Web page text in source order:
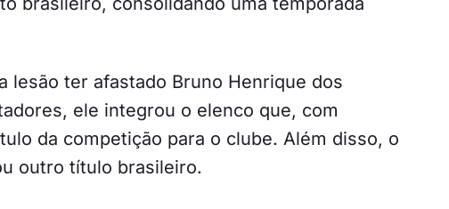
lesão ter afastado Bruno Henrique dos
ele integrou o elenco que, com
da competição para o clube. Além disso, o
outro título brasileiro.